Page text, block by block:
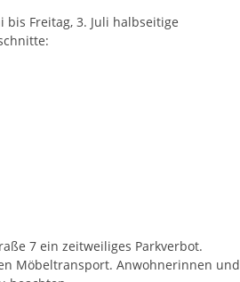
bis Freitag, 3. Juli halbseitige
7 ein zeitweiliges Parkverbot.
Möbeltransport. Anwohnerinnen und